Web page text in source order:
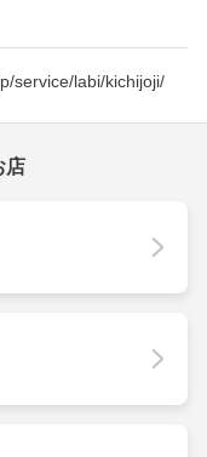
service/labi/kichijoji/
店